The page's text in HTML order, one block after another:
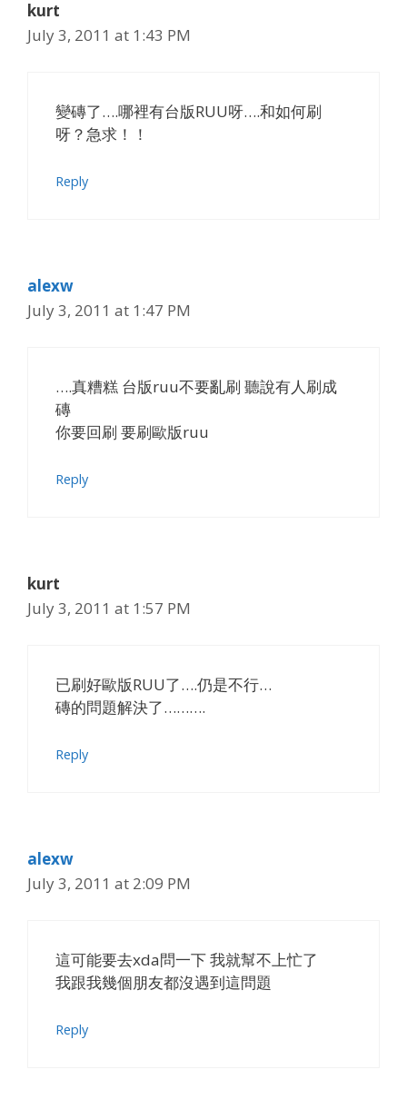
kurt
July 3, 2011 at 1:43 PM
變磚了….哪裡有台版RUU呀….和如何刷
呀？急求！！
Reply
alexw
July 3, 2011 at 1:47 PM
….真糟糕 台版ruu不要亂刷 聽說有人刷成
磚
你要回刷 要刷歐版ruu
Reply
kurt
July 3, 2011 at 1:57 PM
已刷好歐版RUU了….仍是不行…
磚的問題解決了……….
Reply
alexw
July 3, 2011 at 2:09 PM
這可能要去xda問一下 我就幫不上忙了
我跟我幾個朋友都沒遇到這問題
Reply